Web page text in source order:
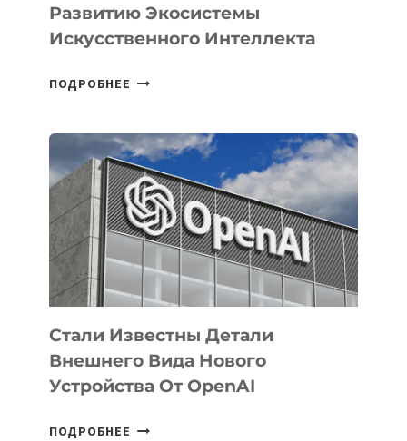
Развитию Экосистемы
Искусственного Интеллекта
ПОДРОБНЕЕ
ПРИОРИТЕТНЫЕ
ЗАДАЧИ
ПО
РАЗВИТИЮ
ЭКОСИСТЕМЫ
ИСКУССТВЕННОГО
ИНТЕЛЛЕКТА
Стали Известны Детали
Внешнего Вида Нового
Устройства От OpenAI
ПОДРОБНЕЕ СТАЛИ